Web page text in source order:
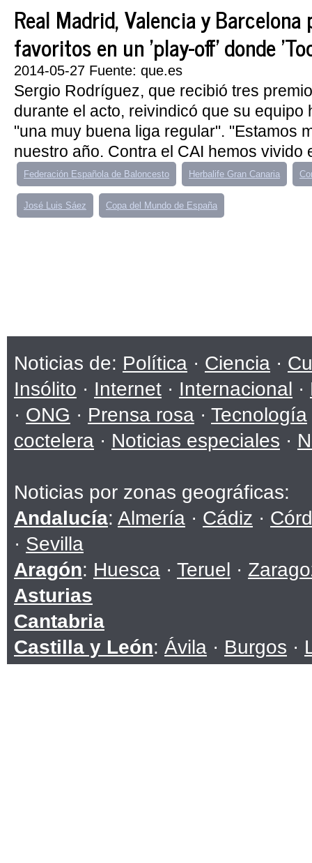
Real Madrid, Valencia y
favoritos en un 'play-off' donde
2014-05-27 Fuente: que.es
Sergio Rodríguez, que recibió tres
durante el acto, reivindicó que su equipo
"una muy buena liga regular". "Estamos
nuestro año. Contra el CAI hemos vivido
Federación Española de Baloncesto Herbalife Gran Canaria
José Luis Sáez Copa del Mundo de España
Noticias de: Política · Ciencia ·
Insólito · Internet · Internacional ·
· ONG · Prensa rosa · Tecnología
coctelera · Noticias especiales ·
Noticias por zonas geográficas:
Andalucía: Almería · Cádiz ·
· Sevilla
Aragón: Huesca · Teruel ·
Asturias
Cantabria
Castilla y León: Ávila · Burgos ·